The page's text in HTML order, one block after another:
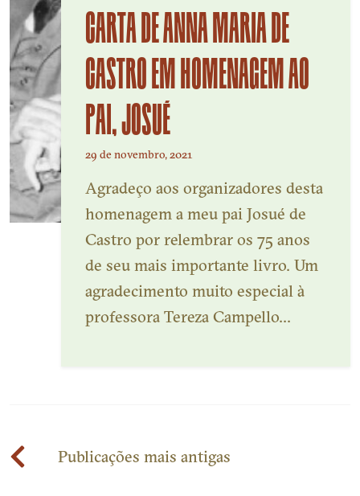
CARTA DE ANNA MARIA DE
CASTRO EM HOMENAGEM AO
PAI, JOSUÉ
29 de novembro, 2021
Agradeço aos organizadores desta
homenagem a meu pai Josué de
Castro por relembrar os 75 anos
de seu mais importante livro. Um
agradecimento muito especial à
professora Tereza Campello...
Navegação
Publicações mais antigas